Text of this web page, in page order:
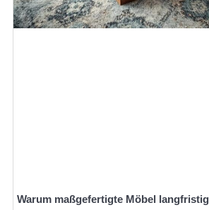
Warum maßgefertigte Möbel